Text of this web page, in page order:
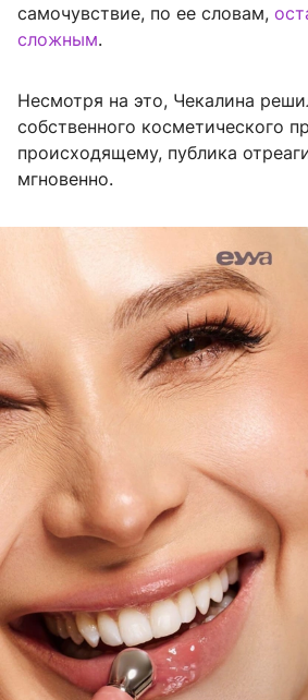
самочувствие, по ее словам,
сложным.
Несмотря на это, Чекалина
собственного косметического
происходящему, публика
мгновенно.